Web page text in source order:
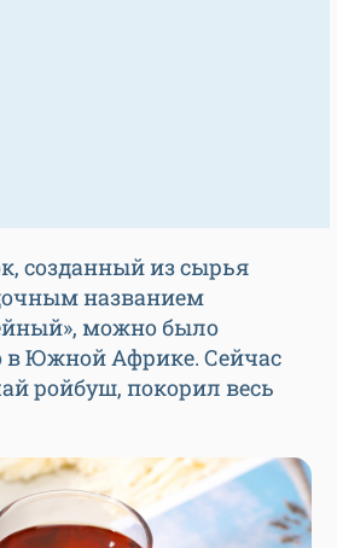
созданный из сырья
названием
можно было
в Южной Африке. Сейчас
ройбуш, покорил весь